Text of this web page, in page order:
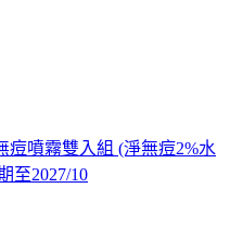
痘噴霧雙入組 (淨無痘2%水
至2027/10